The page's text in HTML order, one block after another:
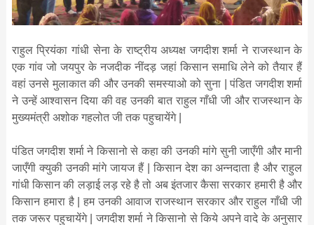
राहुल प्रियंका गांधी सेना के राष्ट्रीय अध्यक्ष जगदीश शर्मा ने राजस्थान के
एक गांव जो जयपुर के नजदीक नींदड़ जहां किसान समाधि लेने को तैयार हैं
वहां उनसे मुलाकात की और उनकी समस्याओ को सुना | पंडित जगदीश शर्मा
ने उन्हें आश्वासन दिया की वह उनकी बात राहुल गाँधी जी और राजस्थान के
मुख्यमंत्री अशोक गहलोत जी तक पहुचायेंगे |
पंडित जगदीश शर्मा ने किसानो से कहा की उनकी मांगे सुनी जाएँगी और मानी
जाएँगी क्युकी उनकी मांगे जायज हैं | किसान देश का अन्नदाता है और राहुल
गांधी किसान की लड़ाई लड़ रहे है तो अब इंतजार कैसा सरकार हमारी है और
किसान हमारा है | हम उनकी आवाज राजस्थान सरकार और राहुल गाँधी जी
तक जरूर पहुचायेंगे | जगदीश शर्मा ने किसानो से किये अपने वादे के अनुसार